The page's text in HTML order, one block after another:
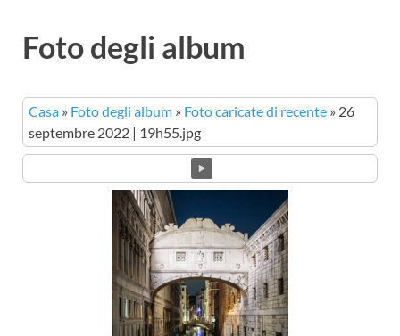
Foto degli album
Casa » Foto degli album » Foto caricate di recente » 26
septembre 2022 | 19h55.jpg